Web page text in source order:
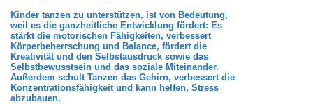
Kinder tanzen zu unterstützen, ist von Bedeutung,
weil es die ganzheitliche Entwicklung fördert: Es
stärkt die motorischen Fähigkeiten, verbessert
Körperbeherrschung und Balance, fördert die
Kreativität und den Selbstausdruck sowie das
Selbstbewusstsein und das soziale Miteinander.
Außerdem schult Tanzen das Gehirn, verbessert die
Konzentrationsfähigkeit und kann helfen, Stress
abzubauen.